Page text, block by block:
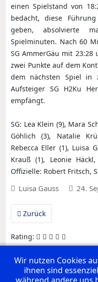
einen Spielstand von
bedacht, diese
geben, absolvierte
Spielminuten. Nach 60
SG AmmerGäu mit
zwei Punkte auf dem
dem nächsten Spiel
Aufsteiger SG H2Ku
empfängt.
SG: Lea Klein (9), Mara
Göhlich (3), Natalie
Rebecca Eller (1), Luisa
Krauß (1), Leonie
Offizielle: Robert Fritsch,
Luisa Gauss 24.
Vorheriger Beitrag: F1:
Zurück
Rating:
UNSERE PREMIUM
Wir nutzen Cookies
ihnen sind